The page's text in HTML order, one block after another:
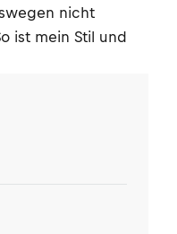
nicht
ist mein Stil und